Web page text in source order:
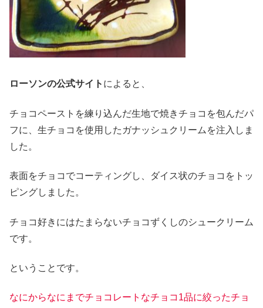
ローソンの公式サイト によると、
チョコペーストを練り込んだ生地で焼きチョコを包んだパ
フに、生チョコを使用したガナッシュクリームを注入しま
した。
表面をチョコでコーティングし、ダイス状のチョコをトッ
ピングしました。
チョコ好きにはたまらないチョコずくしのシュークリーム
です。
ということです。
なにからなにまでチョコレート なチョコ1品に絞ったチョ